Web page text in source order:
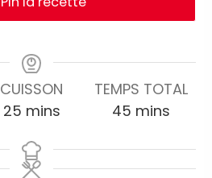
CUISSON
25 mins
TEMPS TOTAL
45 mins